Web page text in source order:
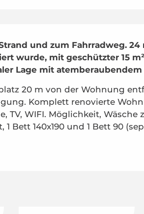
und zum Fahrradweg. 24
wurde, mit geschützter 15
Lage mit
20 m von der Wohnung
Komplett renovierte
TV, WIFI. Möglichkeit, Wäsche
Bett 140x190 und 1 Bett 90